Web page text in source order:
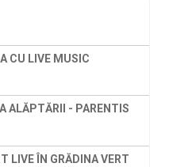
CU LIVE MUSIC
ALĂPTĂRII - PARENTIS
LIVE ÎN GRĂDINA VERT